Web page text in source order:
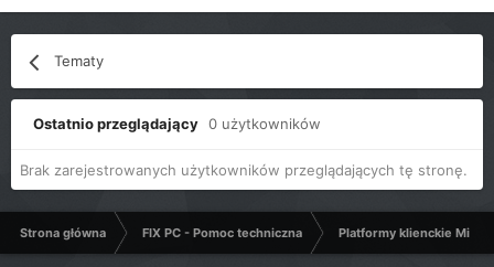
Tematy
Ostatnio przeglądający 0 użytkowników
Brak zarejestrowanych użytkowników przeglądających tę stronę.
Strona główna FIX PC - Pomoc techniczna Platformy klienckie